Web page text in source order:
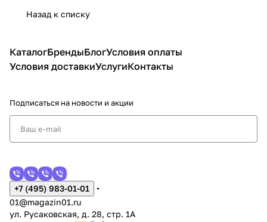
Назад к списку
КаталогБрендыБлогУсловия оплаты
Условия доставкиУслугиКонтакты
Подписаться на новости и акции
+7 (495) 983-01-01
01@magazin01.ru
ул. Русаковская, д. 28, стр. 1А